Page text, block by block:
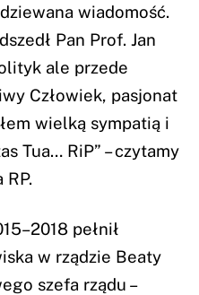
wiadomość.
Pan Prof. Jan
ale przede
Człowiek, pasjonat
wielką sympatią i
Tua… RiP” – czytamy
pełnił
w rządzie Beaty
szefa rządu –